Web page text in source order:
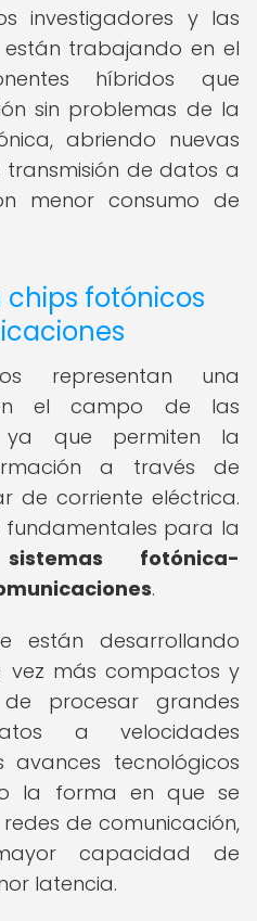
investigadores y las
trabajando en el
híbridos que
sin problemas de la
abriendo nuevas
de datos a
menor consumo de
chips fotónicos
representan una
el campo de las
ya que permiten la
a través de
de corriente eléctrica.
fundamentales para la
fotónica-
.
están desarrollando
vez más compactos y
procesar grandes
a velocidades
avances tecnológicos
la forma en que se
de comunicación,
capacidad de
latencia.